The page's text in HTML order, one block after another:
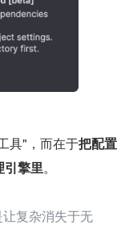
具"，而在于把配置
引擎里。
复杂消失于无